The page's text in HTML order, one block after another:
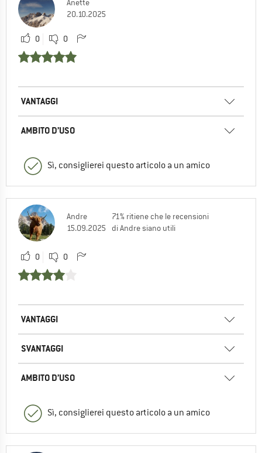
Anette
20.10.2025
0 0
VANTAGGI
AMBITO D’USO
Sì, consiglierei questo articolo a un amico
Andre
15.09.2025
71% ritiene che le recensioni
di Andre siano utili
0 0
VANTAGGI
SVANTAGGI
AMBITO D’USO
Sì, consiglierei questo articolo a un amico